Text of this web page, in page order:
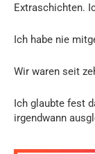
Extraschichten.
Ich habe nie
Wir waren seit
Ich glaubte fest
irgendwann